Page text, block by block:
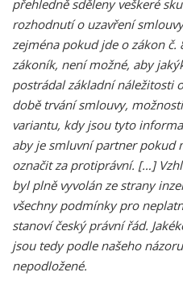
přehledně sděleny veškeré
rozhodnutí o uzavření
zejména pokud jde o zákon č.
zákoník, není možné, aby
postrádal základní náležitosti
době trvání smlouvy,
variantu, kdy jsou tyto
aby je smluvní partner pokud
označit za protiprávní. […]
byl plně vyvolán ze strany
všechny podmínky pro
stanoví český právní řád.
jsou tedy podle našeho
nepodložené.